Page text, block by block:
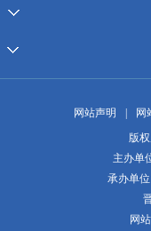
网站声明
网
版
主办单
承办单
网